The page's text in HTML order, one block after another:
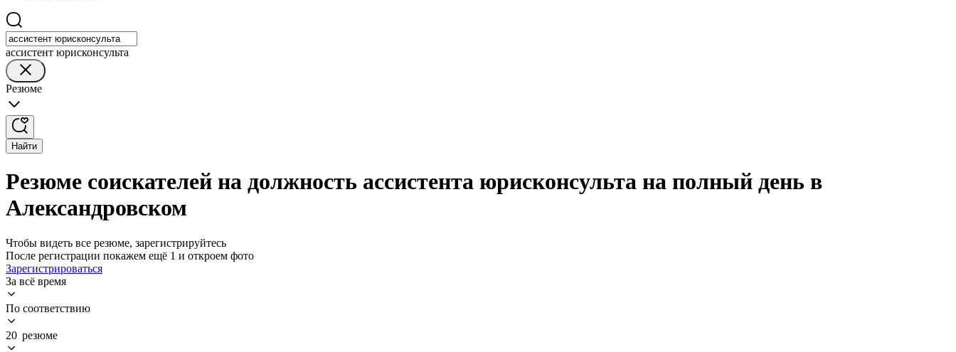
ассистент юрисконсульта
Резюме
Найти
Резюме соискателей на должность ассистента юрисконсульта на полный день в
Александровском
Чтобы видеть все резюме, зарегистрируйтесь
После регистрации покажем ещё 1 и откроем фото
Зарегистрироваться
За всё время
По соответствию
20 резюме